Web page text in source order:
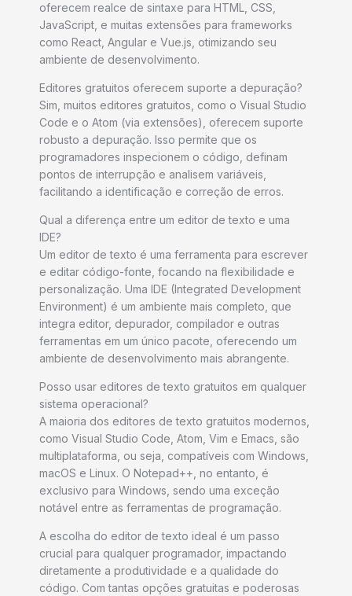
oferecem realce de sintaxe para HTML, CSS,
JavaScript, e muitas extensões para frameworks
como React, Angular e Vue.js, otimizando seu
ambiente de desenvolvimento.
Editores gratuitos oferecem suporte a depuração?
Sim, muitos editores gratuitos, como o Visual Studio
Code e o Atom (via extensões), oferecem suporte
robusto a depuração. Isso permite que os
programadores inspecionem o código, definam
pontos de interrupção e analisem variáveis,
facilitando a identificação e correção de erros.
Qual a diferença entre um editor de texto e uma
IDE?
Um editor de texto é uma ferramenta para escrever
e editar código-fonte, focando na flexibilidade e
personalização. Uma IDE (Integrated Development
Environment) é um ambiente mais completo, que
integra editor, depurador, compilador e outras
ferramentas em um único pacote, oferecendo um
ambiente de desenvolvimento mais abrangente.
Posso usar editores de texto gratuitos em qualquer
sistema operacional?
A maioria dos editores de texto gratuitos modernos,
como Visual Studio Code, Atom, Vim e Emacs, são
multiplataforma, ou seja, compatíveis com Windows,
macOS e Linux. O Notepad++, no entanto, é
exclusivo para Windows, sendo uma exceção
notável entre as ferramentas de programação.
A escolha do editor de texto ideal é um passo
crucial para qualquer programador, impactando
diretamente a produtividade e a qualidade do
código. Com tantas opções gratuitas e poderosas